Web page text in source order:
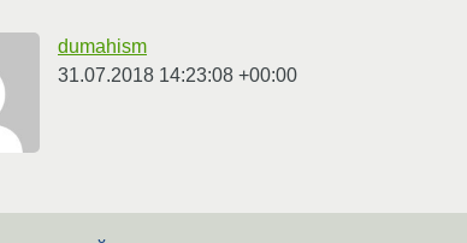
dumahism
31.07.2018 14:23:08 +00:00